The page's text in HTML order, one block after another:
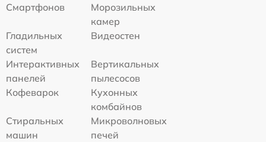
Смартфонов
Морозильных
камер
Гладильных
систем
Видеостен
Интерактивных
панелей
Вертикальных
пылесосов
Кофеварок
Кухонных
комбайнов
Стиральных
машин
Микроволновых
печей